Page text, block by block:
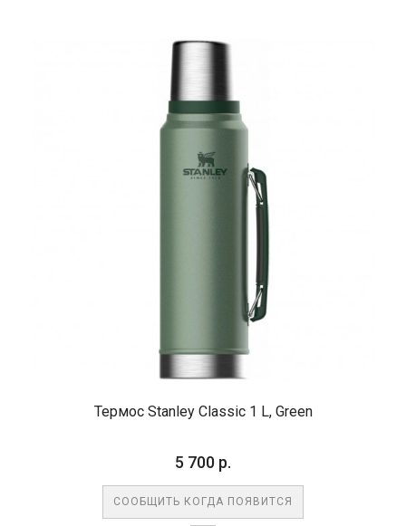
Термос Stanley Classic 1 L, Green
5 700 р.
СООБЩИТЬ КОГДА ПОЯВИТСЯ